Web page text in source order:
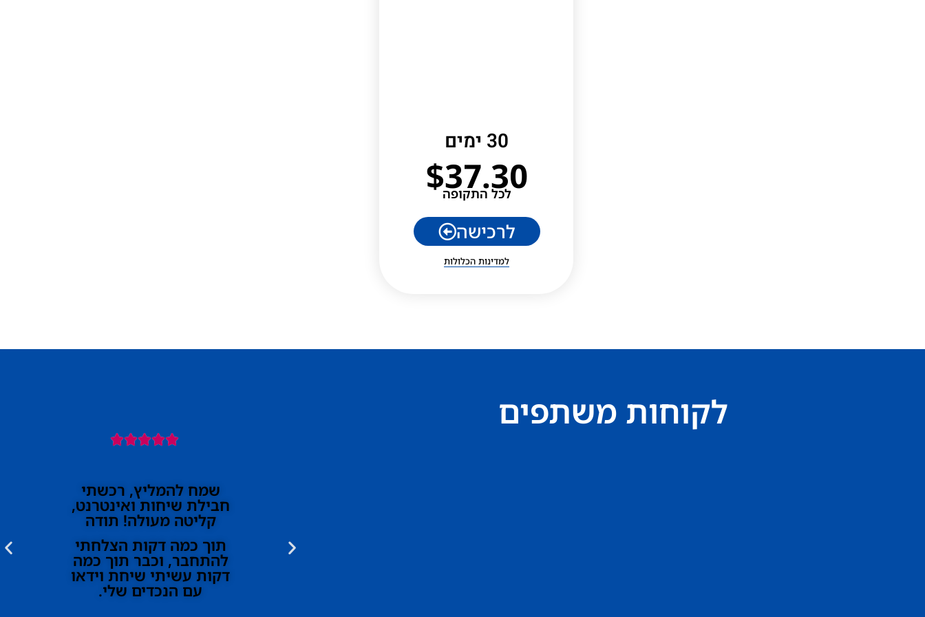
30 ימים
$37.30
לכל התקופה
לרכישה
למדינות הכלולות
לקוחות משתפים





שמח להמליץ, רכשתי
חבילת שיחות ואינטרנט,
קליטה מעולה! תודה
תוך כמה דקות הצלחתי
להתחבר, וכבר תוך כמה
דקות עשיתי שיחת וידאו
עם הנכדים שלי.